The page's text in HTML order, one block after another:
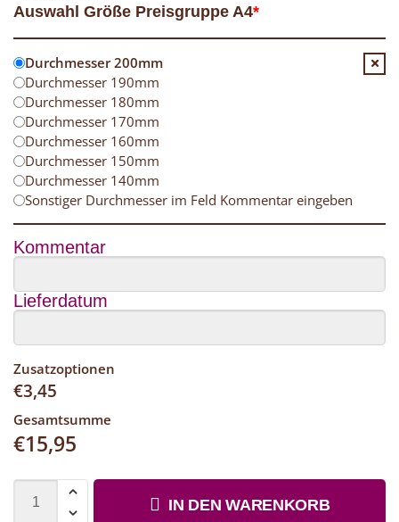
*
Auswahl Größe Preisgruppe A4
Durchmesser 200mm
Durchmesser 190mm
Durchmesser 180mm
Durchmesser 170mm
Durchmesser 160mm
Durchmesser 150mm
Durchmesser 140mm
Sonstiger Durchmesser im Feld Kommentar eingeben
Kommentar
Lieferdatum
Zusatzoptionen
€3,45
Gesamtsumme
€15,95
IN DEN WARENKORB